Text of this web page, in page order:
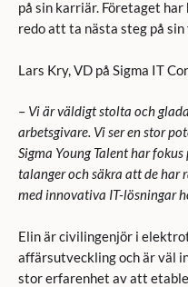
på sin karriär. Företaget
redo att ta nästa steg på
Lars Kry, VD på Sigma IT
– Vi är väldigt stolta och
arbetsgivare. Vi ser en stor
Sigma Young Talent har
talanger och säkra att de har
med innovativa IT-lösningar
Elin är civilingenjör i
affärsutveckling och är väl
stor erfarenhet av att